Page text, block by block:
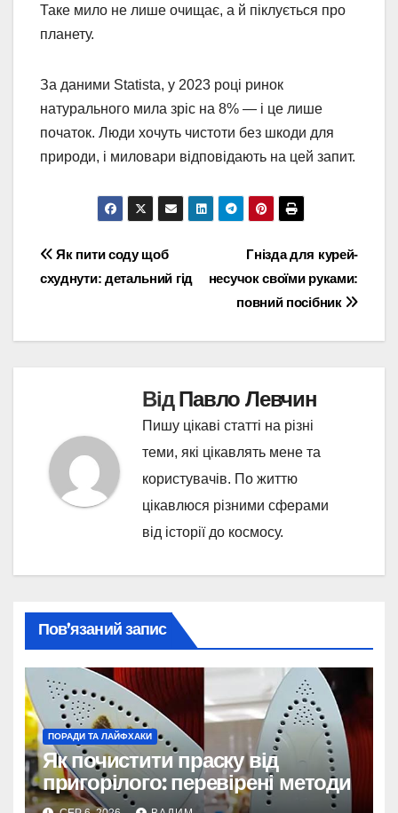
Таке мило не лише очищає, а й піклується про
планету.
За даними Statista, у 2023 році ринок
натурального мила зріс на 8% — і це лише
початок. Люди хочуть чистоти без шкоди для
природи, і миловари відповідають на цей запит.
Навігація
записів
Гнізда для курей-
несучок своїми руками:
повний посібник
Як пити соду щоб
схуднути: детальний гід
ВідПавло Левчин
Пишу цікаві статті на різні
теми, які цікавлять мене та
користувачів. По життю
цікавлюся різними сферами
від історії до космосу.
Пов’язаний запис
ПОРАДИ ТА ЛАЙФХАКИ
Як почистити праску від
пригорілого: перевірені методи